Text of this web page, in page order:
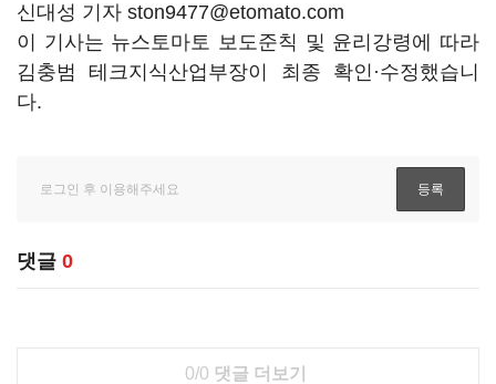
신대성 기자 ston9477@etomato.com
이 기사는 뉴스토마토 보도준칙 및 윤리강령에 따라
김충범 테크지식산업부장이 최종 확인·수정했습니
다.
댓글 0
0/0 댓글 더보기